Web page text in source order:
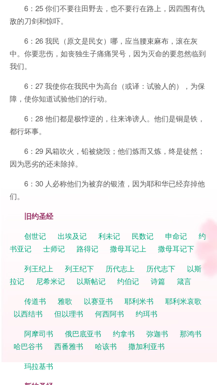
6：25 你们不要往田野去，也不要行在路上，因四围有仇
敌的刀剑和惊吓。
6：26 我民（原文是民女）哪，应当腰束麻布，滚在灰
中。你要悲伤，如丧独生子痛痛哭号，因为灭命的要忽然临到
我们。
6：27 我使你在我民中为高台（或译：试验人的），为保
障，使你知道试验他们的行动。
6：28 他们都是极悖逆的，往来谗谤人。他们是铜是铁，
都行坏事。
6：29 风箱吹火，铅被烧毁；他们炼而又炼，终是徒然；
因为恶劣的还未除掉。
6：30 人必称他们为被弃的银渣，因为耶和华已经弃掉他
们。
旧约圣经
创世记 出埃及记 利未记 民数记 申命记
约
书亚记
士师记 路得记 撒母耳记上
撒母耳记下
列王纪上
列王纪下 历代志上 历代志下
以斯
拉记
尼希米记 以斯帖记 约伯记 诗篇
箴言
传道书
雅歌 以赛亚书 耶利米书
耶利米哀歌
以西结书
但以理书 何西阿书
约珥书
阿摩司书
俄巴底亚书 约拿书 弥迦书
那鸿书
哈巴谷书
西番雅书 哈该书
撒加利亚书
玛拉基书